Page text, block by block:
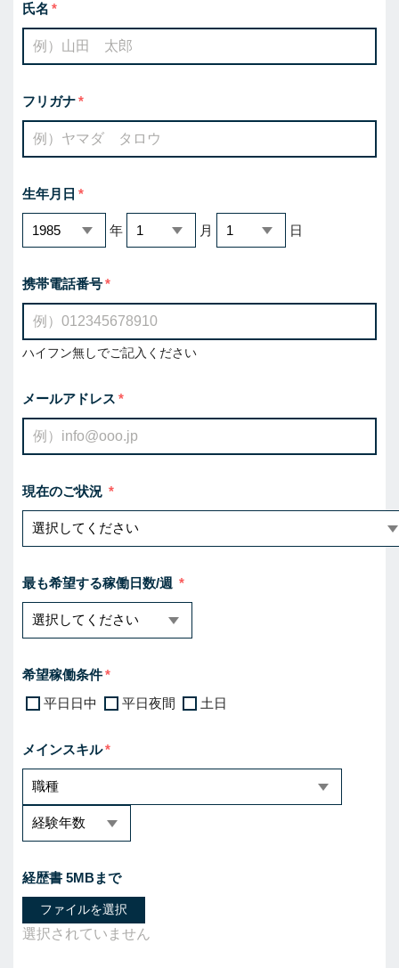
氏名
フリガナ
生年月日
年 月 日
携帯電話番号
ハイフン無しでご記入ください
メールアドレス
現在のご状況
最も希望する稼働日数/週
希望稼働条件
平日日中
平日夜間 土日
メインスキル
経歴書 5MBまで
ファイルを選択